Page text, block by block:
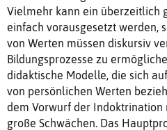
Vielmehr kann ein überzeitlich
einfach vorausgesetzt werden,
von Werten müssen diskursiv
Bildungsprozesse zu
didaktische Modelle, die sich
von persönlichen Werten
dem Vorwurf der Indoktrination
große Schwächen. Das